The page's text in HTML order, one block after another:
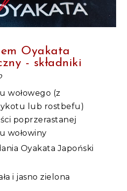
Oyakata
- składniki
wołowego (z
lub rostbefu)
poprzerastanej
wołowiny
Oyakata Japoński
i jasno zielona